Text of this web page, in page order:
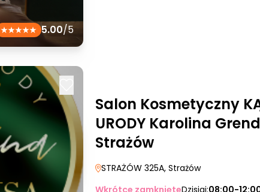
5.00/5
Salon Kosmetyczny
URODY Karolina
Strażów
STRAŻÓW 325A, Strażów
Wkrótce zamknięteDzisiaj:08:00-